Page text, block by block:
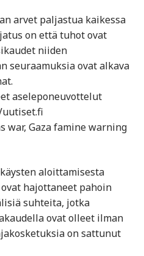
arvet paljastua kaikessa
on että tuhot ovat
niiden
seuraamuksia ovat alkava
aseleponeuvottelut
war, Gaza famine warning
aloittamisesta
hajottaneet pahoin
suhteita, jotka
ovat olleet ilman
on sattunut